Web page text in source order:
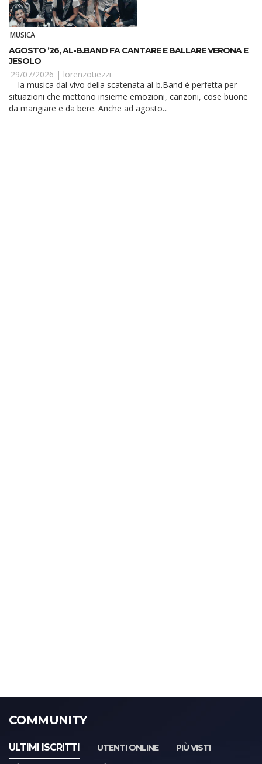
MUSICA
AGOSTO ’26, AL-B.BAND FA CANTARE E BALLARE VERONA E
JESOLO
29/07/2026 | lorenzotiezzi
situazioni che mettono insieme emozioni, canzoni, cose buone
da mangiare e da bere. Anche ad agosto...
COMMUNITY
ULTIMI ISCRITTI UTENTI ONLINE
PIÙ VISTI